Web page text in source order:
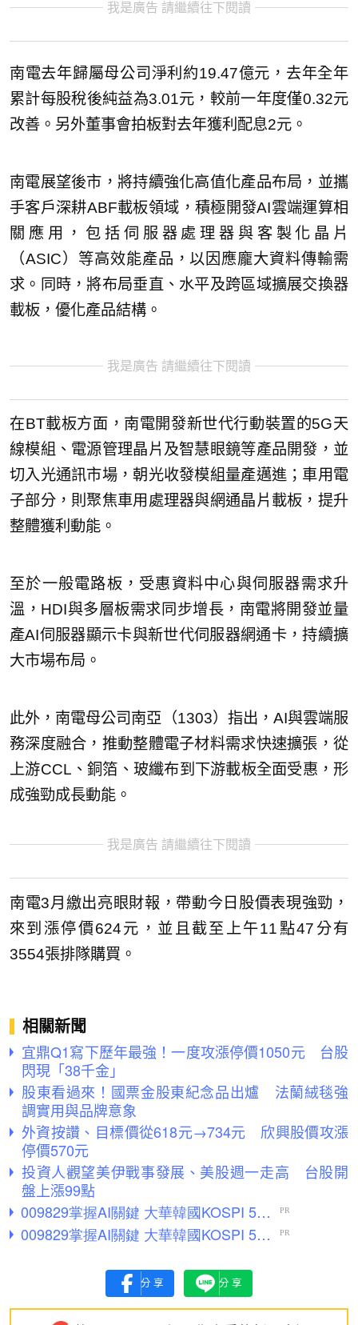
我是廣告 請繼續往下閱讀
南電去年歸屬母公司淨利約19.47億元，去年全年
累計每股稅後純益為3.01元，較前一年度僅0.32元
改善。另外董事會拍板對去年獲利配息2元。
南電展望後市，將持續強化高值化產品布局，並攜
手客戶深耕ABF載板領域，積極開發AI雲端運算相
關應用，包括伺服器處理器與客製化晶片
（ASIC）等高效能產品，以因應龐大資料傳輸需
求。同時，將布局垂直、水平及跨區域擴展交換器
載板，優化產品結構。
我是廣告 請繼續往下閱讀
在BT載板方面，南電開發新世代行動裝置的5G天
線模組、電源管理晶片及智慧眼鏡等產品開發，並
切入光通訊市場，朝光收發模組量產邁進；車用電
子部分，則聚焦車用處理器與網通晶片載板，提升
整體獲利動能。
至於一般電路板，受惠資料中心與伺服器需求升
溫，HDI與多層板需求同步增長，南電將開發並量
產AI伺服器顯示卡與新世代伺服器網通卡，持續擴
大市場布局。
此外，南電母公司南亞（1303）指出，AI與雲端服
務深度融合，推動整體電子材料需求快速擴張，從
上游CCL、銅箔、玻纖布到下游載板全面受惠，形
成強勁成長動能。
我是廣告 請繼續往下閱讀
南電3月繳出亮眼財報，帶動今日股價表現強勁，
來到漲停價624元，並且截至上午11點47分有
3554張排隊購買。
相關新聞
宜鼎Q1寫下歷年最強！一度攻漲停價1050元 台股
閃現「38千金」
股東看過來！國票金股東紀念品出爐 法蘭絨毯強
調實用與品牌意象
外資按讚、目標價從618元→734元 欣興股價攻漲
停價570元
投資人觀望美伊戰事發展、美股週一走高 台股開
盤上漲99點
分享 分享